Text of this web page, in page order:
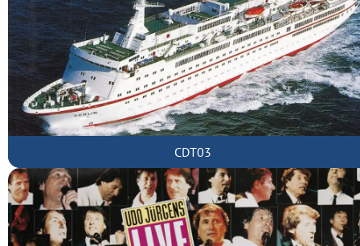
CDT03